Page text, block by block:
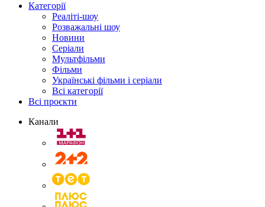
Категорії
Реаліті-шоу
Розважальні шоу
Новини
Серіали
Мультфільми
Фільми
Українські фільми і серіали
Всі категорії
Всі проєкти
Канали